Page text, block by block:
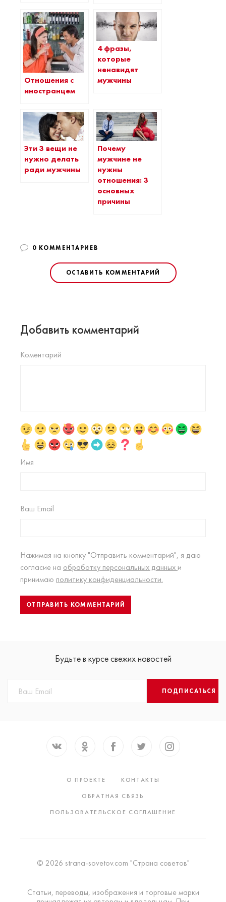
Отношения с
иностранцем
4 фразы,
которые
ненавидят
мужчины
Эти 3 вещи не
нужно делать
ради мужчины
Почему
мужчине не
нужны
отношения: 3
основных
причины
0 КОММЕНТАРИЕВ
ОСТАВИТЬ КОММЕНТАРИЙ
Добавить комментарий
Коментарий
Имя
Ваш Email
Нажимая на кнопку "Отправить комментарий", я даю
согласие на обработку персональных данных и
принимаю политику конфиденциальности.
Будьте в курсе свежих новостей
ПОДПИСАТЬСЯ
О ПРОЕКТЕ
КОНТАКТЫ
ОБРАТНАЯ СВЯЗЬ
ПОЛЬЗОВАТЕЛЬСКОЕ СОГЛАШЕНИЕ
© 2026 strana-sovetov.com "Страна советов"
Статьи, переводы, изображения и торговые марки